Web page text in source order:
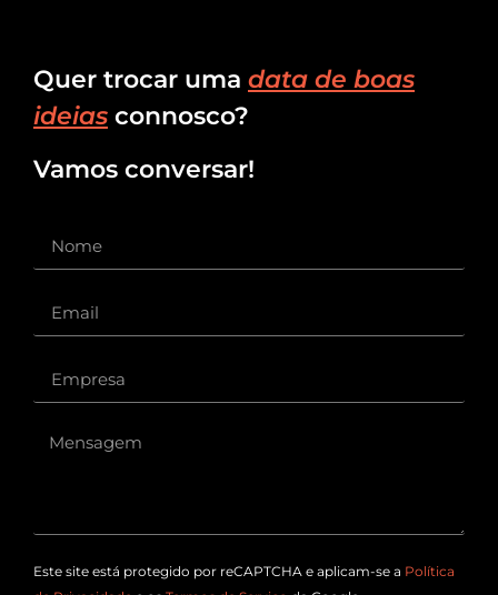
Quer trocar uma data de boas
ideias connosco?
Vamos conversar!
Este site está protegido por reCAPTCHA e aplicam-se a Política